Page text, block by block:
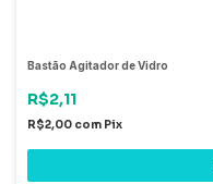
Bastão Agitador de Vidro
R$2,11
R$2,00 com Pix